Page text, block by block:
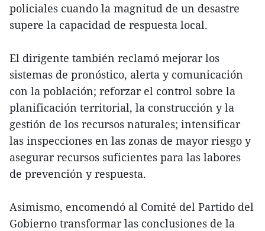
policiales cuando la magnitud de un desastre
supere la capacidad de respuesta local.
El dirigente también reclamó mejorar los
sistemas de pronóstico, alerta y comunicación
con la población; reforzar el control sobre la
planificación territorial, la construcción y la
gestión de los recursos naturales; intensificar
las inspecciones en las zonas de mayor riesgo y
asegurar recursos suficientes para las labores
de prevención y respuesta.
Asimismo, encomendó al Comité del Partido del
Gobierno transformar las conclusiones de la